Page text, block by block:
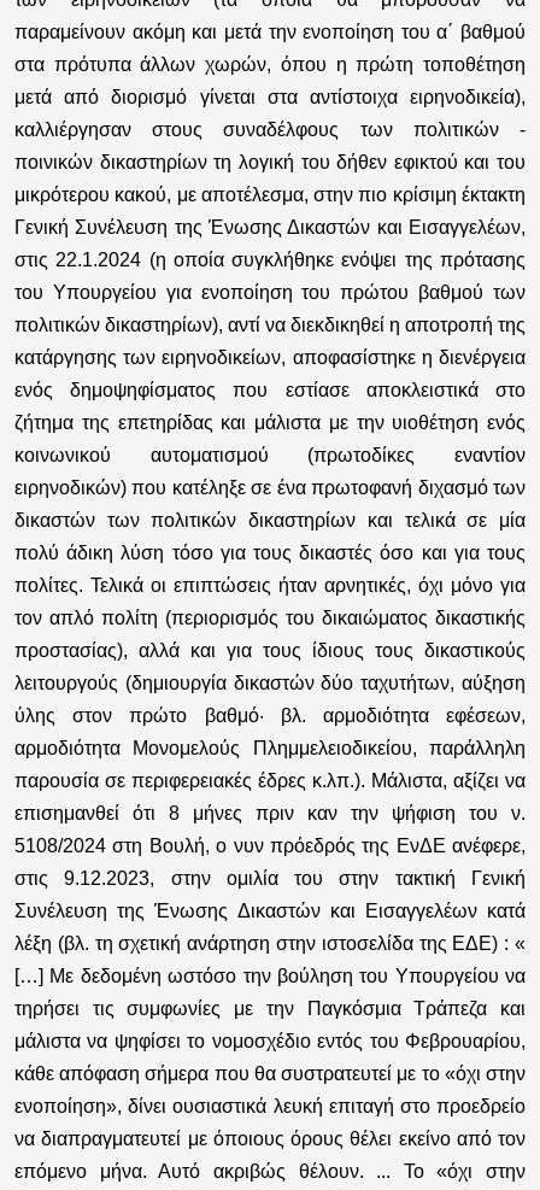
παραμείνουν ακόμη και μετά την ενοποίηση του α΄ βαθμού
στα πρότυπα άλλων χωρών, όπου η πρώτη τοποθέτηση
μετά από διορισμό γίνεται στα αντίστοιχα ειρηνοδικεία),
καλλιέργησαν στους συναδέλφους των πολιτικών -
ποινικών δικαστηρίων τη λογική του δήθεν εφικτού και του
μικρότερου κακού, με αποτέλεσμα, στην πιο κρίσιμη έκτακτη
Γενική Συνέλευση της Ένωσης Δικαστών και Εισαγγελέων,
στις 22.1.2024 (η οποία συγκλήθηκε ενόψει της πρότασης
του Υπουργείου για ενοποίηση του πρώτου βαθμού των
πολιτικών δικαστηρίων), αντί να διεκδικηθεί η αποτροπή της
κατάργησης των ειρηνοδικείων, αποφασίστηκε η διενέργεια
ενός δημοψηφίσματος που εστίασε αποκλειστικά στο
ζήτημα της επετηρίδας και μάλιστα με την υιοθέτηση ενός
κοινωνικού αυτοματισμού (πρωτοδίκες εναντίον
ειρηνοδικών) που κατέληξε σε ένα πρωτοφανή διχασμό των
δικαστών των πολιτικών δικαστηρίων και τελικά σε μία
πολύ άδικη λύση τόσο για τους δικαστές όσο και για τους
πολίτες. Τελικά οι επιπτώσεις ήταν αρνητικές, όχι μόνο για
τον απλό πολίτη (περιορισμός του δικαιώματος δικαστικής
προστασίας), αλλά και για τους ίδιους τους δικαστικούς
λειτουργούς (δημιουργία δικαστών δύο ταχυτήτων, αύξηση
ύλης στον πρώτο βαθμό· βλ. αρμοδιότητα εφέσεων,
αρμοδιότητα Μονομελούς Πλημμελειοδικείου, παράλληλη
παρουσία σε περιφερειακές έδρες κ.λπ.). Μάλιστα, αξίζει να
επισημανθεί ότι 8 μήνες πριν καν την ψήφιση του ν.
5108/2024 στη Βουλή, ο νυν πρόεδρός της ΕνΔΕ ανέφερε,
στις 9.12.2023, στην ομιλία του στην τακτική Γενική
Συνέλευση της Ένωσης Δικαστών και Εισαγγελέων κατά
λέξη (βλ. τη σχετική ανάρτηση στην ιστοσελίδα της ΕΔΕ) : «
[…] Με δεδομένη ωστόσο την βούληση του Υπουργείου να
τηρήσει τις συμφωνίες με την Παγκόσμια Τράπεζα και
μάλιστα να ψηφίσει το νομοσχέδιο εντός του Φεβρουαρίου,
κάθε απόφαση σήμερα που θα συστρατευτεί με το «όχι στην
ενοποίηση», δίνει ουσιαστικά λευκή επιταγή στο προεδρείο
να διαπραγματευτεί με όποιους όρους θέλει εκείνο από τον
επόμενο μήνα. Αυτό ακριβώς θέλουν. ... Το «όχι στην